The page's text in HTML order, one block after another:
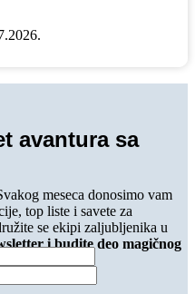
avantura sa
meseca donosimo vam
top liste i savete za
se ekipi zaljubljenika u
i budite deo magičnog